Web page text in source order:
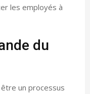
les employés à
du
un processus